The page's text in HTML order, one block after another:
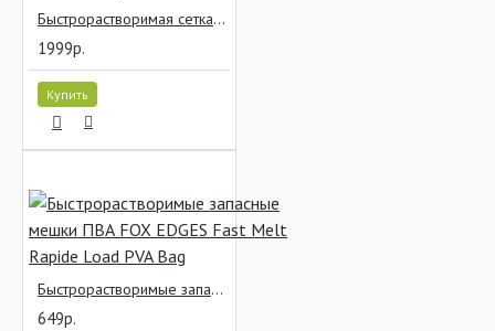
Быстрорастворимая сетка ПВА с плунжером FOX EDGES Fast Melt PVA Mesh System
1999р.
Купить
Быстрорастворимые запасные мешки ПВА FOX EDGES Fast Melt Rapide Load PVA Bag
649р.